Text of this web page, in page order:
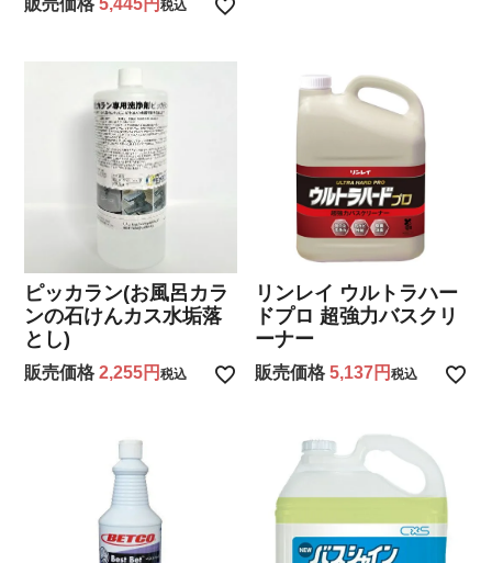
税込
ピッカラン(お風呂カラ
ンの石けんカス水垢落
とし)
販売価格 2,255 税込
リンレイ ウルトラハー
ドプロ 超強力バスクリ
ーナー
販売価格 5,137 税込